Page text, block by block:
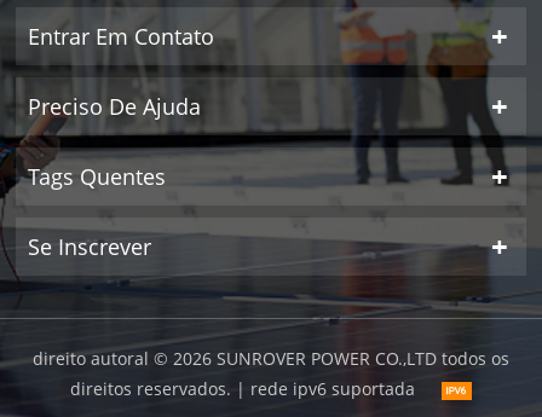
Entrar Em Contato
Preciso De Ajuda
Tags Quentes
Se Inscrever
direito autoral © 2026 SUNROVER POWER CO.,LTD todos os
direitos reservados. | rede ipv6 suportada